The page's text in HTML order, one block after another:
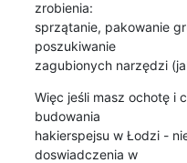
zrobienia:
sprzątanie, pakowanie
poszukiwanie
zagubionych narzędzi
Więc jeśli masz ochotę i
budowania
hakierspejsu w Łodzi -
doswiadczenia w